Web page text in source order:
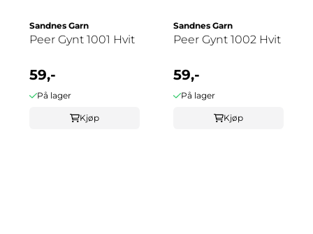
Sandnes Garn
Peer Gynt 1001 Hvit
59,-
På lager
Kjøp
Sandnes Garn
Peer Gynt 1002 Hvit
59,-
På lager
Kjøp